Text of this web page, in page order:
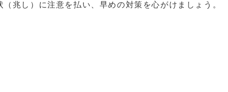
兆し）に注意を払い、早めの対策を心がけましょう。